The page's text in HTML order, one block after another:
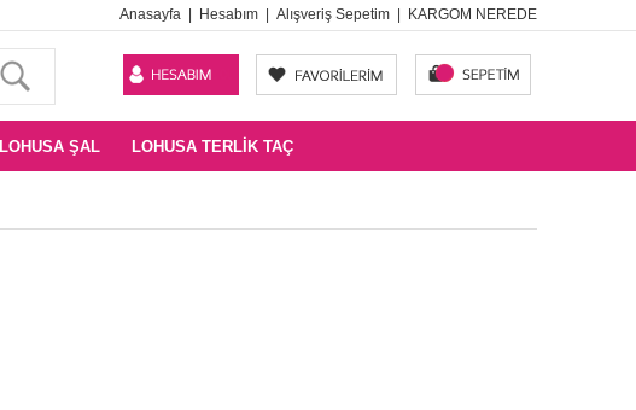
Anasayfa Hesabım Alışveriş Sepetim KARGOM NEREDE
LOHUSA ŞAL LOHUSA TERLIK TAÇ